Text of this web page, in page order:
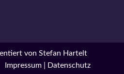
von Stefan Hartelt
Impressum | Datenschutz